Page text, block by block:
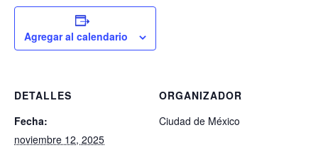
Agregar al calendario
DETALLES
Fecha:
noviembre 12, 2025
ORGANIZADOR
Ciudad de México